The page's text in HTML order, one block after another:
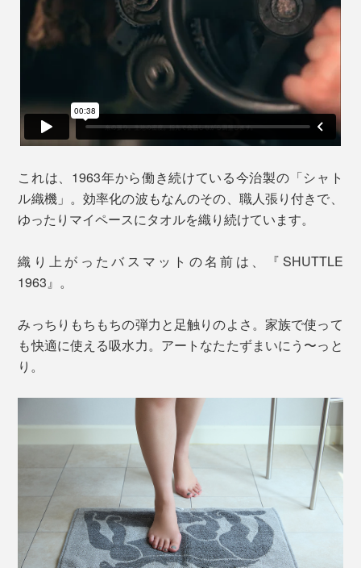
これは、1963年から働き続けている今治製の「シャト
ル織機」。効率化の波もなんのその、職人張り付きで、
ゆったりマイペースにタオルを織り続けています。
織り上がったバスマットの名前は、『SHUTTLE
1963』。
みっちりもちもちの弾力と足触りのよさ。家族で使って
も快適に使える吸水力。アートなたたずまいにう〜っと
り。